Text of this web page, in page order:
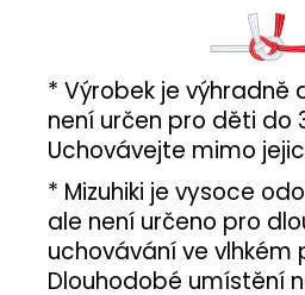
* Výrobek je výhradně
není určen pro děti do
Uchovávejte mimo
* Mizuhiki je vysoce
ale není určeno pro
uchovávání ve vlhkém
Dlouhodobé umístění